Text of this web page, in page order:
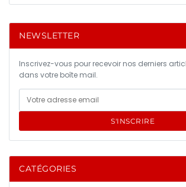
NEWSLETTER
Inscrivez-vous pour recevoir nos derniers
dans votre boîte mail.
S'INSCRIRE
CATÉGORIES